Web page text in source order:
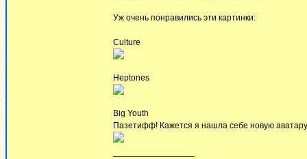
Уж очень понравились эти картинки:
Culture
Heptones
Big Youth
Пазетифф! Кажется я нашла себе новую